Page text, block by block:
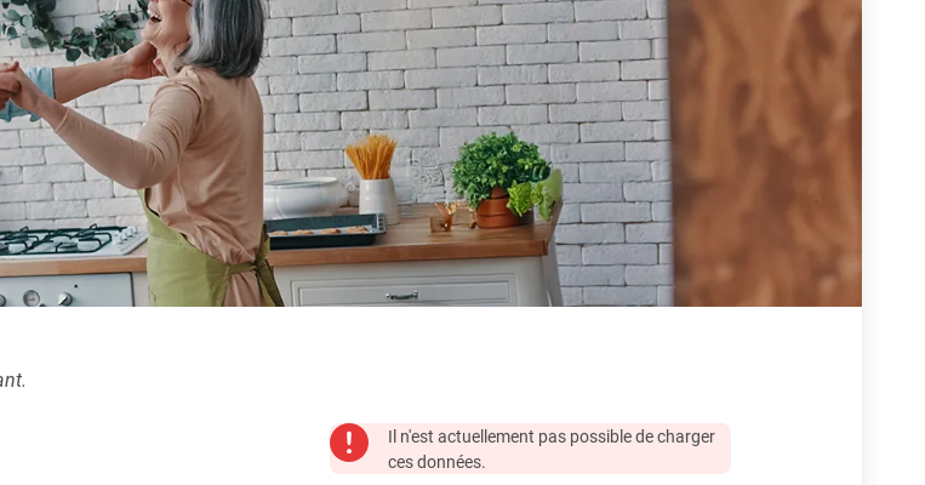
Il n'est actuellement pas possible de charger
ces données.